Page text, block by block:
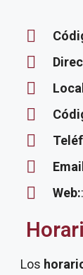
Web:
Los